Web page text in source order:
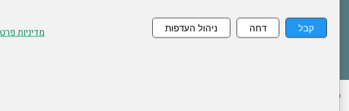
קבל דחה ניהול העדפות מדיניות
ההזמנות שלי